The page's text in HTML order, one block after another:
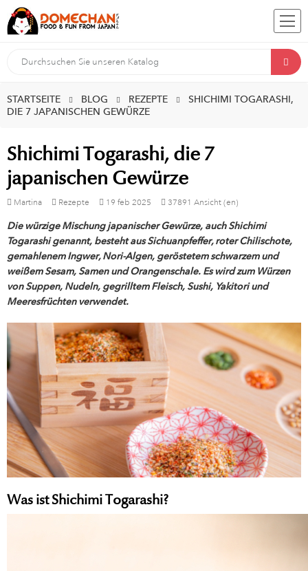
STARTSEITE BLOG REZEPTE
SHICHIMI TOGARASHI,
DIE 7 JAPANISCHEN GEWÜRZE
Shichimi Togarashi, die 7
japanischen Gewürze
Martina Rezepte 19 feb 2025 37891 Ansicht (en)
Die würzige Mischung japanischer Gewürze, auch Shichimi
Togarashi genannt, besteht aus Sichuanpfeffer, roter Chilischote,
gemahlenem Ingwer, Nori-Algen, geröstetem schwarzem und
weißem Sesam, Samen und Orangenschale. Es wird zum Würzen
von Suppen, Nudeln, gegrilltem Fleisch, Sushi, Yakitori und
Meeresfrüchten verwendet.
Was ist Shichimi Togarashi?